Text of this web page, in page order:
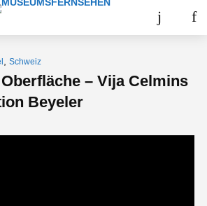
Schweiz
– Vija Celmins
Beyeler